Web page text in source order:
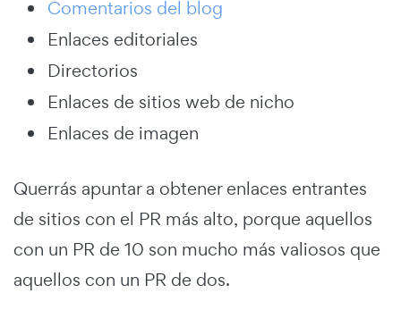
Comentarios del blog
Enlaces editoriales
Directorios
Enlaces de sitios web de nicho
Enlaces de imagen
Querrás apuntar a obtener enlaces entrantes
de sitios con el PR más alto, porque aquellos
con un PR de 10 son mucho más valiosos que
aquellos con un PR de dos.